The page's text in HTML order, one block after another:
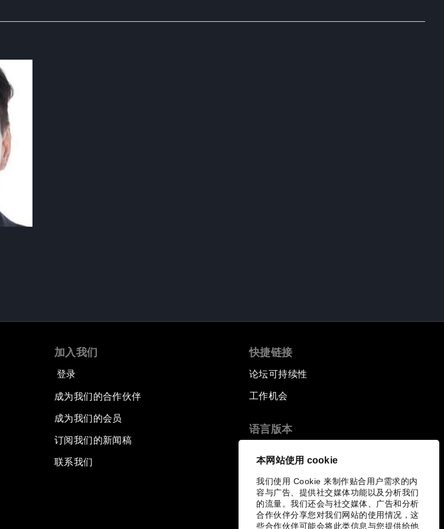
本网站使用 cookie
我们使用 Cookie 来制作贴合用户需求的内
容与广告、提供社交媒体功能以及分析我们
的流量。我们还会与社交媒体、广告和分析
合作伙伴分享您对我们网站的使用情况，这
些合作伙伴可能会将此类信息与您提供给他
加入我们
登录
成为我们的合作伙伴
成为我们的会员
订阅我们的新闻稿
联系我们
快捷链接
论坛可持续性
工作机会
语言版本